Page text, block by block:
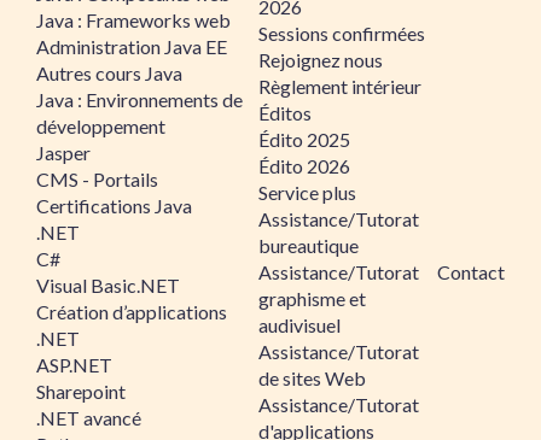
Java : Frameworks web
Administration Java EE
Autres cours Java
Java : Environnements de
développement
Jasper
CMS - Portails
Certifications Java
.NET
C#
Visual Basic.NET
Création d’applications
.NET
ASP.NET
Sharepoint
.NET avancé
2026
Sessions confirmées
Rejoignez nous
Règlement intérieur
Éditos
Édito 2025
Édito 2026
Service plus
Assistance/Tutorat
bureautique
Assistance/Tutorat
graphisme et
audivisuel
Assistance/Tutorat
de sites Web
Assistance/Tutorat
d'applications
Contact